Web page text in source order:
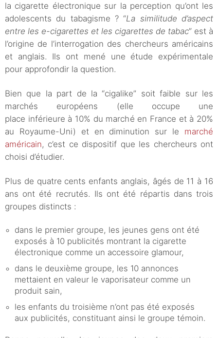
la cigarette électronique sur la perception qu’ont les
adolescents du tabagisme ? “La similitude d’aspect
entre les e-cigarettes et les cigarettes de tabac” est à
l’origine de l’interrogation des chercheurs américains
et anglais. Ils ont mené une étude expérimentale
pour approfondir la question.
Bien que la part de la “cigalike” soit faible sur les
marchés européens (elle occupe une
place inférieure à 10% du marché en France et à 20%
au Royaume-Uni) et en diminution sur le marché
américain, c’est ce dispositif que les chercheurs ont
choisi d’étudier.
Plus de quatre cents enfants anglais, âgés de 11 à 16
ans ont été recrutés. Ils ont été répartis dans trois
groupes distincts :
dans le premier groupe, les jeunes gens ont été
exposés à 10 publicités montrant la cigarette
électronique comme un accessoire glamour,
dans le deuxième groupe, les 10 annonces
mettaient en valeur le vaporisateur comme un
produit sain,
les enfants du troisième n’ont pas été exposés
aux publicités, constituant ainsi le groupe témoin.